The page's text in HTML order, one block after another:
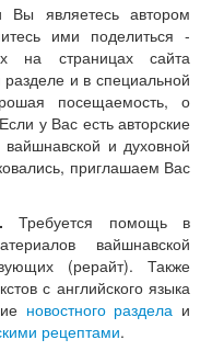
Вы являетесь автором
ими поделиться -
на страницах сайта
и в специальной
посещаемость, о
у Вас есть авторские
и духовной
приглашаем Вас
Требуется помощь в
вайшнавской
(рерайт). Также
с английского языка
новостного раздела и
рецептами.